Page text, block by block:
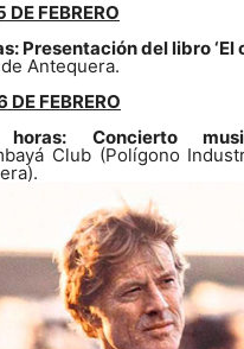
DE FEBRERO
Presentación del libro
Antequera.
DE FEBRERO
Concierto
Club (Polígono